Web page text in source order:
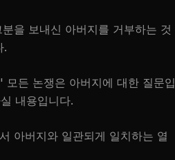
을 보내신 아버지를 거부하는 것
.
든 논쟁은 아버지에 대한 질문입
내용입니다.
아버지와 일관되게 일치하는 열